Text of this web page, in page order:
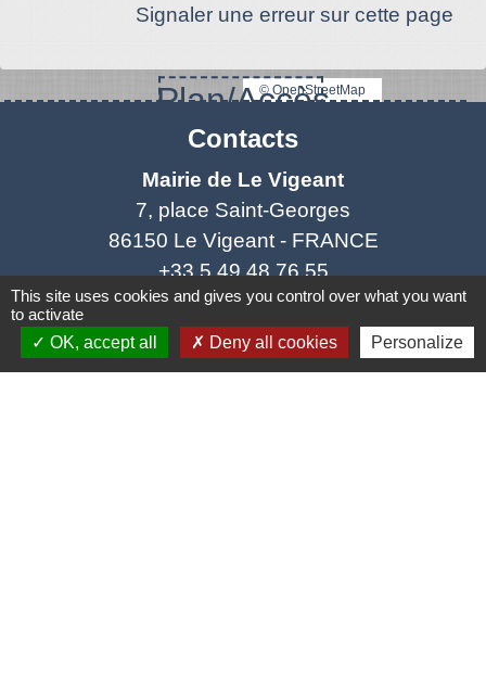
Signaler une erreur sur cette page
Plan/Accès
© OpenStreetMap
Contacts
Mairie de Le Vigeant
7, place Saint-Georges
86150 Le Vigeant - FRANCE
+33 5 49 48 76 55
Contact par formulaire
This site uses cookies and gives you control over what you want
to activate
OK, accept all
Deny all cookies Personalize